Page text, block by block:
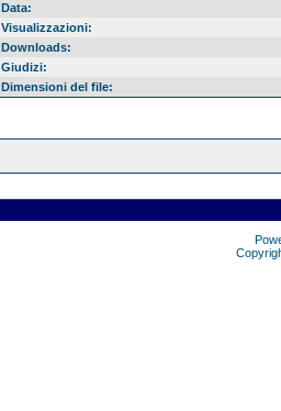
Data:
Visualizzazioni:
Downloads:
Giudizi:
Dimensioni del file: